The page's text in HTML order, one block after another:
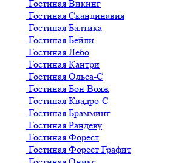
Гостиная Викинг
Гостиная Скандинавия
Гостиная Балтика
Гостиная Бейли
Гостиная Лебо
Гостиная Кантри
Гостиная Ольса-С
Гостиная Бон Вояж
Гостиная Квадро-С
Гостиная Брамминг
Гостиная Рандеву
Гостиная Форест
Гостиная Форест Графит